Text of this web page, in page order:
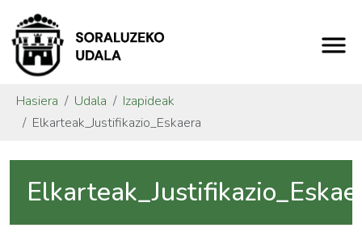
Hasiera Udala
Izapideak
Elkarteak_Justifikazio_Eskaera